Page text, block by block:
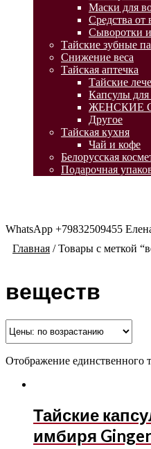
Маски для
Средства от
Сыворотки
Тайские зубные
Снижение веса
Тайская аптечка
Тайские
Капсулы для
ЖЕНСКИЕ
Другое
Тайская кухня
Чай и кофе
Белорусская
Подарочная
WhatsApp +79832509455
Главная /Товары с меткой
веществ
Отображение единственного
Тайские
имбиря